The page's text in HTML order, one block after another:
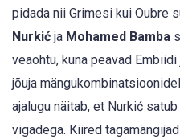
pidada nii Grimesi kui Oubre
Nurkić ja Mohamed Bamba
veaohtu, kuna peavad
jõuja
ajalugu näitab, et Nurkić
vigadega. Kiired